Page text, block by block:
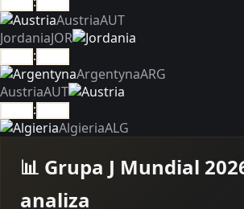
AustriaAUT
JordaniaJOR
:
ArgentynaARG
AustriaAUT
:
AlgieriaALG
📊 Grupa J Mundial
analiza